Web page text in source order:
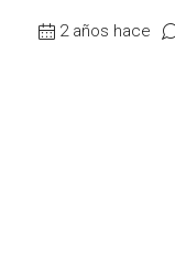
2 años hace